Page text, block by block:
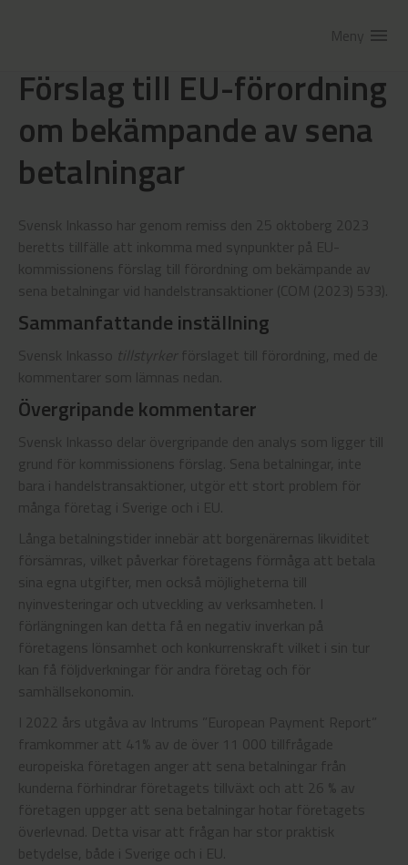
Meny menu
Förslag till EU-förordning
om bekämpande av sena
betalningar
Svensk Inkasso har genom remiss den 25 oktoberg 2023
beretts tillfälle att inkomma med synpunkter på EU-
kommissionens förslag till förordning om bekämpande av
sena betalningar vid handelstransaktioner (COM (2023) 533).
Sammanfattande inställning
Svensk Inkasso tillstyrker förslaget till förordning, med de
kommentarer som lämnas nedan.
Övergripande kommentarer
Svensk Inkasso delar övergripande den analys som ligger till
grund för kommissionens förslag. Sena betalningar, inte
bara i handelstransaktioner, utgör ett stort problem för
många företag i Sverige och i EU.
Långa betalningstider innebär att borgenärernas likviditet
försämras, vilket påverkar företagens förmåga att betala
sina egna utgifter, men också möjligheterna till
nyinvesteringar och utveckling av verksamheten. I
förlängningen kan detta få en negativ inverkan på
företagens lönsamhet och konkurrenskraft vilket i sin tur
kan få följdverkningar för andra företag och för
samhällsekonomin.
I 2022 års utgåva av Intrums ”European Payment Report”
framkommer att 41% av de över 11 000 tillfrågade
europeiska företagen anger att sena betalningar från
kunderna förhindrar företagets tillväxt och att 26 % av
företagen uppger att sena betalningar hotar företagets
överlevnad. Detta visar att frågan har stor praktisk
betydelse, både i Sverige och i EU.